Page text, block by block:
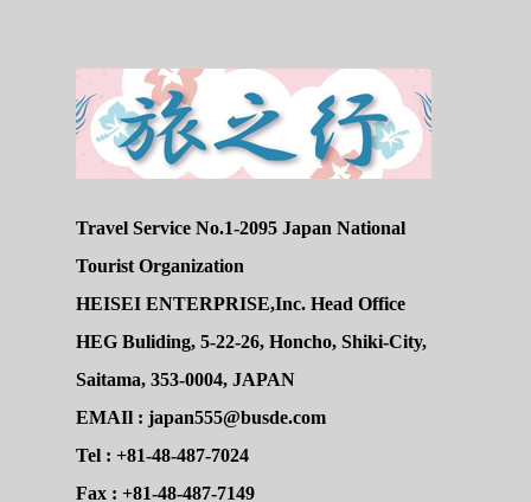
Travel Service No.1-2095 Japan National
Tourist Organization
HEISEI ENTERPRISE,Inc. Head Office
HEG Buliding, 5-22-26, Honcho, Shiki-City,
Saitama, 353-0004, JAPAN
EMAIl : japan555@busde.com
Tel : +81-48-487-7024
Fax : +81-48-487-7149